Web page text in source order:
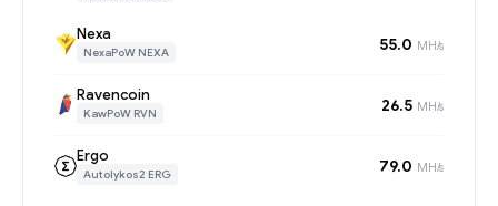
Nexa
NexaPoW NEXA 55.0 MH/s
Ravencoin
KawPoW RVN 26.5 MH/s
Ergo
Autolykos2 ERG 79.0 MH/s